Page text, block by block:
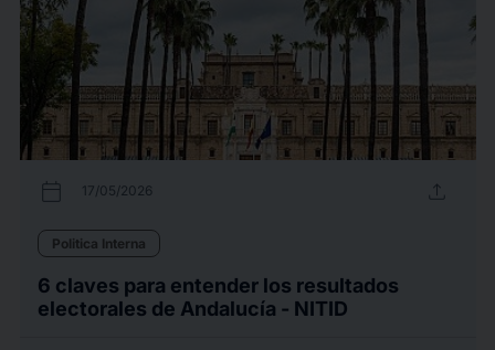
calendar_today 17/05/2026 upload
Politica Interna
6 claves para entender los resultados
electorales de Andalucía - NITID